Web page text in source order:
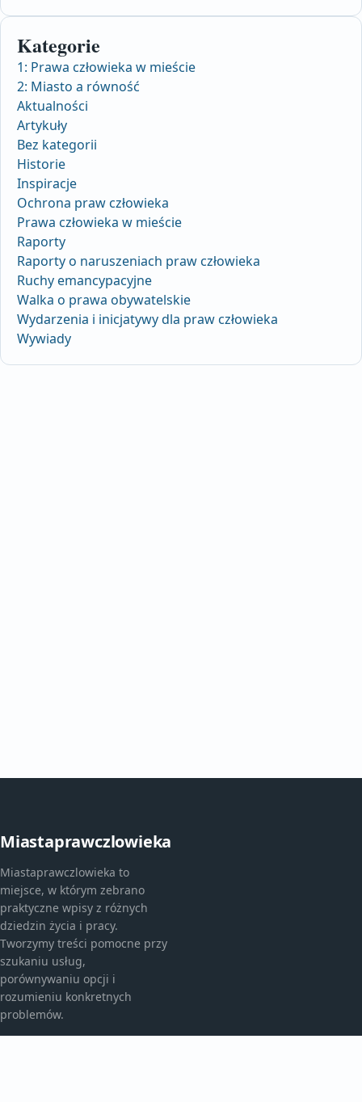
Kategorie
1: Prawa człowieka w mieście
2: Miasto a równość
Aktualności
Artykuły
Bez kategorii
Historie
Inspiracje
Ochrona praw człowieka
Prawa człowieka w mieście
Raporty
Raporty o naruszeniach praw człowieka
Ruchy emancypacyjne
Walka o prawa obywatelskie
Wydarzenia i inicjatywy dla praw człowieka
Wywiady
Miastaprawczlowieka
Miastaprawczlowieka to
miejsce, w którym zebrano
praktyczne wpisy z różnych
dziedzin życia i pracy.
Tworzymy treści pomocne przy
szukaniu usług,
porównywaniu opcji i
rozumieniu konkretnych
problemów.